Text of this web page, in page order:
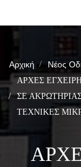
Αρχική Νέος
ΑΡΧΕΣ
ΣΕ
ΤΕΧΝΙΚΕΣ